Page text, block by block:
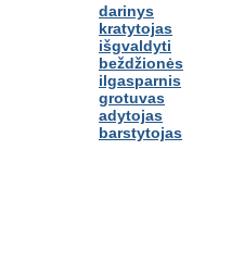
darinys
kratytojas
išgvaldyti
beždžionės
ilgasparnis
grotuvas
adytojas
barstytojas